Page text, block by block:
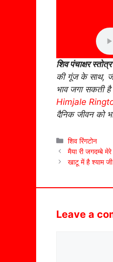
शिव पंचाक्षर
की गूंज के साथ,
भाव जगा सकती
Himjale
दैनिक जीवन को
Categories
शिव रिंगटोन
मैया री जगदम्बे
खाटू में है श्याम
Leave a